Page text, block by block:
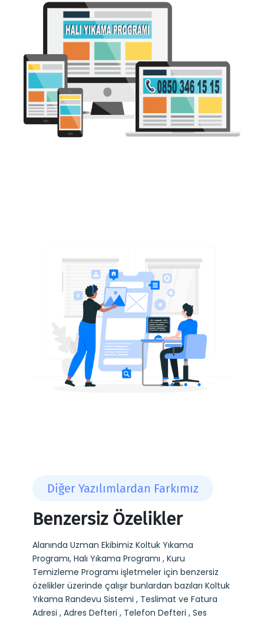
Diğer Yazılımlardan Farkımız
Benzersiz Özelikler
Alanında Uzman Ekibimiz Koltuk Yıkama
Programı, Halı Yıkama Programı , Kuru
Temizleme Programı işletmeler için benzersiz
özelikler üzerinde çalışır bunlardan bazıları Koltuk
Yıkama Randevu Sistemi , Teslimat ve Fatura
Adresi , Adres Defteri , Telefon Defteri , Ses